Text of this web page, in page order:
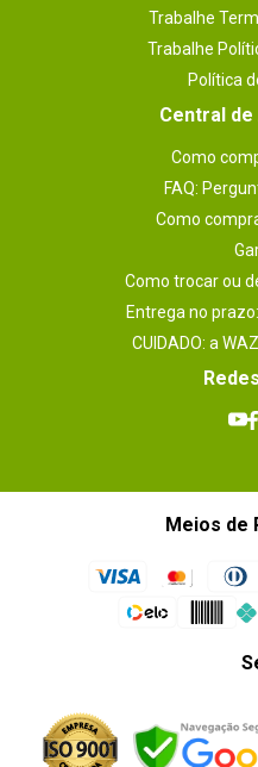
Trabalhe
Trabalhe
Política
Central
Como
FAQ:
Como
Como trocar ou
Entrega no
CUIDADO: a
Meios de